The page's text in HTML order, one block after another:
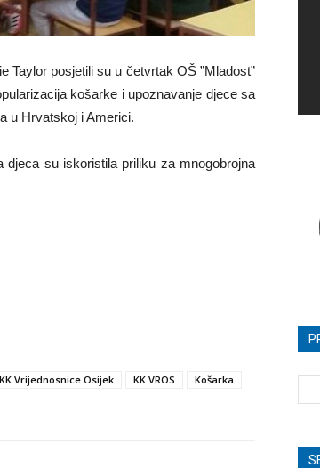
Taylor posjetili su u četvrtak OŠ ”Mladost”
košarke i upoznavanje djece sa
u Hrvatskoj i Americi.
su iskoristila priliku za mnogobrojna
KK Vrijednosnice Osijek KK VROS
Košarka